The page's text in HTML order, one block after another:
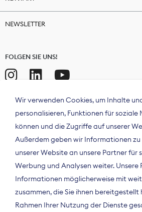
NEWSLETTER
FOLGEN SIE UNS!
Der Bundesverband
Wir verwenden Cookies, um Inhalte
personalisieren, Funktionen für soziale
können und die Zugriffe auf unserer
Außerdem geben wir Informationen
unserer Website an unsere Partner für
Werbung und Analysen weiter. Unsere
Informationen möglicherweise mit
zusammen, die Sie ihnen bereitgestellt
Rahmen Ihrer Nutzung der Dienste